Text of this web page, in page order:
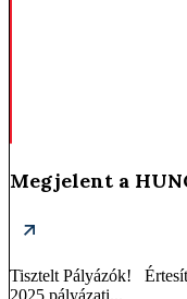
Megjelent a
Tisztelt Pályázók!
2025 pályázati...